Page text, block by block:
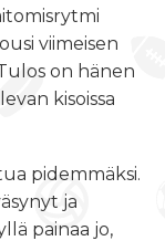
viimeisen
on hänen
kisoissa
pidemmäksi.
ja
painaa jo,